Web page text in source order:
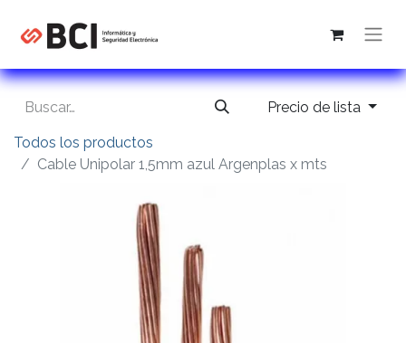
Precio de lista
Todos los productos
Cable Unipolar 1,5mm azul Argenplas x mts